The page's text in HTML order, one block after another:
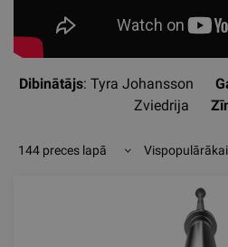
Dibinātājs: Tyra Johansson
Zviedrija
144 preces lapā